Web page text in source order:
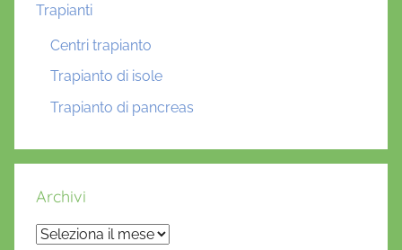
Trapianti
Centri trapianto
Trapianto di isole
Trapianto di pancreas
Archivi
Archivi